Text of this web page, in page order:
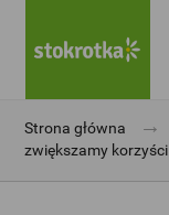
Strona główna →
zwiększamy korzyści